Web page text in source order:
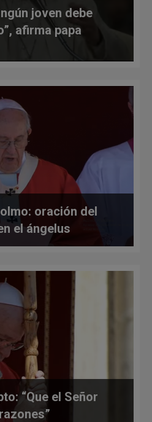
joven debe
afirma papa
oración del
el ángelus
“Que el Señor